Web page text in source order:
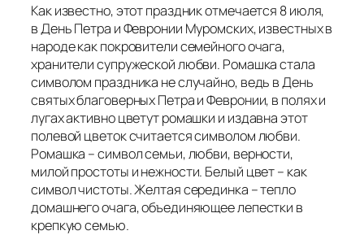
Как известно, этот праздник отмечается 8 июля,
в День Петра и Февронии Муромских, известных в
народе как покровители семейного очага,
хранители супружеской любви. Ромашка стала
символом праздника не случайно, ведь в День
святых благоверных Петра и Февронии, в полях и
лугах активно цветут ромашки и издавна этот
полевой цветок считается символом любви.
Ромашка – символ семьи, любви, верности,
милой простоты и нежности. Белый цвет – как
символ чистоты. Желтая серединка – тепло
домашнего очага, объединяющее лепестки в
крепкую семью.